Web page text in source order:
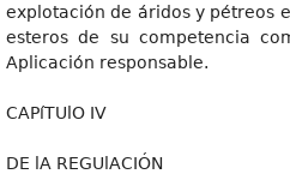
explotación de áridos y pétreos
esteros de su competencia
Aplicación responsable.
CAPíTUlO IV
DE lA REGUlACIÓN